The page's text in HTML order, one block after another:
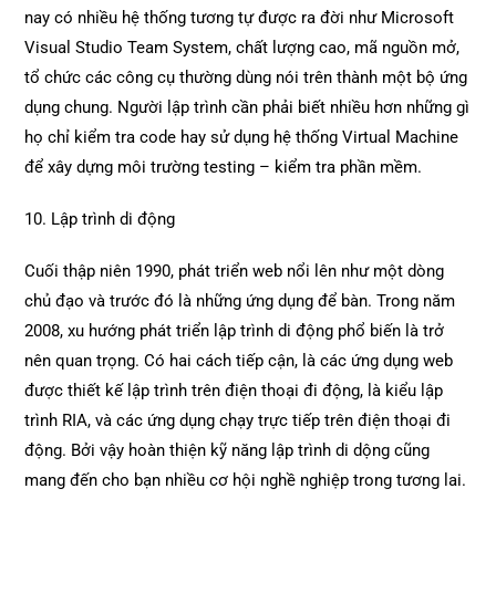
nay có nhiều hệ thống tương tự được ra đời như Microsoft
Visual Studio Team System, chất lượng cao, mã nguồn mở,
tổ chức các công cụ thường dùng nói trên thành một bộ ứng
dụng chung. Người lập trình cần phải biết nhiều hơn những gì
họ chỉ kiểm tra code hay sử dụng hệ thống Virtual Machine
để xây dựng môi trường testing – kiểm tra phần mềm.
10. Lập trình di động
Cuối thập niên 1990, phát triển web nổi lên như một dòng
chủ đạo và trước đó là những ứng dụng để bàn. Trong năm
2008, xu hướng phát triển lập trình di động phổ biến là trở
nên quan trọng. Có hai cách tiếp cận, là các ứng dụng web
được thiết kế lập trình trên điện thoại đi động, là kiểu lập
trình RIA, và các ứng dụng chạy trực tiếp trên điện thoại đi
động. Bởi vậy hoàn thiện kỹ năng lập trình di dộng cũng
mang đến cho bạn nhiều cơ hội nghề nghiệp trong tương lai.